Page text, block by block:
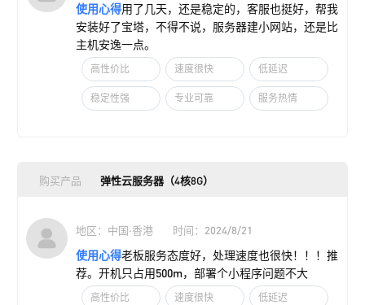
使用心得用了几天，还是稳定的，客服也挺好，帮我
安装好了宝塔，不得不说，服务器建小网站，还是比
主机安逸一点。
高性价比 速度很快 低延迟
稳定性强 专业可靠 服务热情
购买产品 弹性云服务器（4核8G）
地区：中国·香港 时间：2024/8/21
使用心得老板服务态度好，处理速度也很快！！！推
荐。开机只占用500m，部署个小程序问题不大
高性价比 速度很快 低延迟